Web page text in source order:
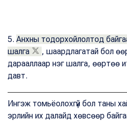
5. Анхны тодорхойлолтод
шалга
, шаардлагатай бол
дарааллаар нэг шалга, өөртөө
давт.
Ингэж томьёолохгүй бол таны
эрлийн их далайд хөвсөөр